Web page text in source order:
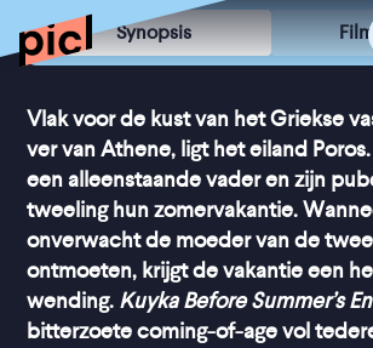
Synopsis
Vlak voor de kust van het Griekse
ver van Athene, ligt het eiland
een alleenstaande vader en zijn
tweeling hun zomervakantie.
onverwacht de moeder van de
ontmoeten, krijgt de vakantie een
wending. Kuyka Before Summer’s
bitterzoete coming-of-age vol